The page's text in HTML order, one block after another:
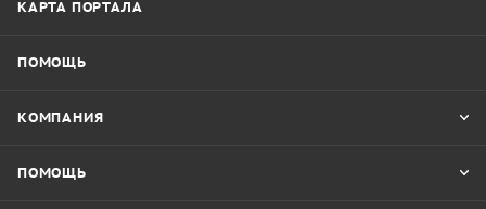
КАРТА ПОРТАЛА
ПОМОЩЬ
КОМПАНИЯ
ПОМОЩЬ